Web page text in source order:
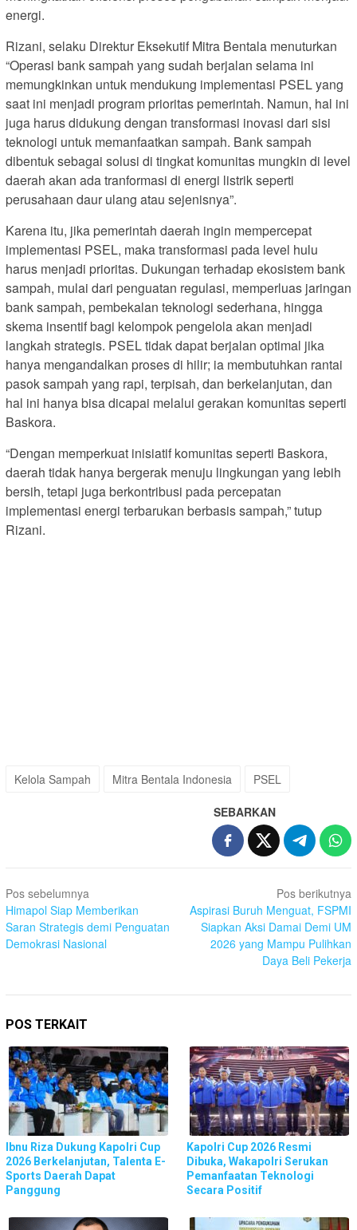
energi.
Rizani, selaku Direktur Eksekutif Mitra Bentala menuturkan
“Operasi bank sampah yang sudah berjalan selama ini
memungkinkan untuk mendukung implementasi PSEL yang
saat ini menjadi program prioritas pemerintah. Namun, hal ini
juga harus didukung dengan transformasi inovasi dari sisi
teknologi untuk memanfaatkan sampah. Bank sampah
dibentuk sebagai solusi di tingkat komunitas mungkin di level
daerah akan ada tranformasi di energi listrik seperti
perusahaan daur ulang atau sejenisnya”.
Karena itu, jika pemerintah daerah ingin mempercepat
implementasi PSEL, maka transformasi pada level hulu
harus menjadi prioritas. Dukungan terhadap ekosistem bank
sampah, mulai dari penguatan regulasi, memperluas jaringan
bank sampah, pembekalan teknologi sederhana, hingga
skema insentif bagi kelompok pengelola akan menjadi
langkah strategis. PSEL tidak dapat berjalan optimal jika
hanya mengandalkan proses di hilir; ia membutuhkan rantai
pasok sampah yang rapi, terpisah, dan berkelanjutan, dan
hal ini hanya bisa dicapai melalui gerakan komunitas seperti
Baskora.
“Dengan memperkuat inisiatif komunitas seperti Baskora,
daerah tidak hanya bergerak menuju lingkungan yang lebih
bersih, tetapi juga berkontribusi pada percepatan
implementasi energi terbarukan berbasis sampah,” tutup
Rizani.
Kelola Sampah Mitra Bentala Indonesia PSEL
SEBARKAN
Navigasi
pos
Pos sebelumnya
Himapol Siap Memberikan
Saran Strategis demi Penguatan
Demokrasi Nasional
Pos berikutnya
Aspirasi Buruh Menguat, FSPMI
Siapkan Aksi Damai Demi UM
2026 yang Mampu Pulihkan
Daya Beli Pekerja
POS TERKAIT
Ibnu Riza Dukung Kapolri Cup
2026 Berkelanjutan, Talenta E-
Sports Daerah Dapat
Panggung
Kapolri Cup 2026 Resmi
Dibuka, Wakapolri Serukan
Pemanfaatan Teknologi
Secara Positif